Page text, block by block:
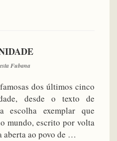
Fubana
dos últimos cinco
desde o texto de
escolha exemplar que
mundo, escrito por volta
aberta ao povo de …